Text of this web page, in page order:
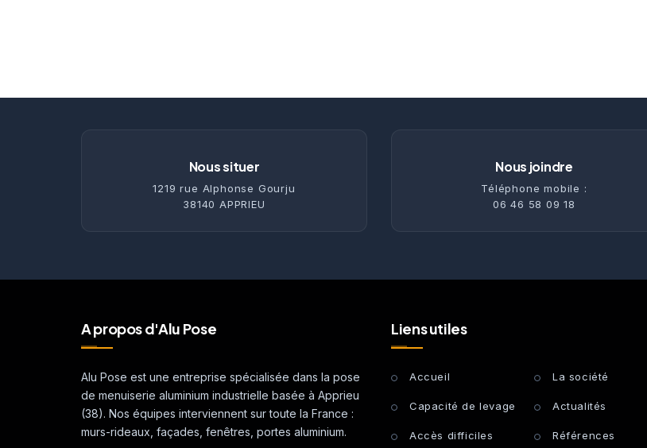
Nous situer
1219 rue Alphonse Gourju
38140 APPRIEU
Nous joindre
Téléphone mobile :
06 46 58 09 18
A propos d'Alu Pose
Alu Pose est une entreprise spécialisée dans la pose
de menuiserie aluminium industrielle basée à Apprieu
(38). Nos équipes interviennent sur toute la France :
murs-rideaux, façades, fenêtres, portes aluminium.
Liens utiles
Accueil La société
Capacité de levage Actualités
Accès difficiles Références